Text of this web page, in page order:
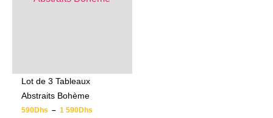
Lot de 3 Tableaux
Abstraits Bohème
590Dhs – 1 590Dhs